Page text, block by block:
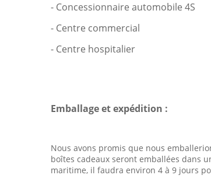
- Concessionnaire automobile 4S
- Centre commercial
- Centre hospitalier
Emballage et expédition :
Nous avons promis que nous
boîtes cadeaux seront emballées dans
maritime, il faudra environ 4 à 9 jours